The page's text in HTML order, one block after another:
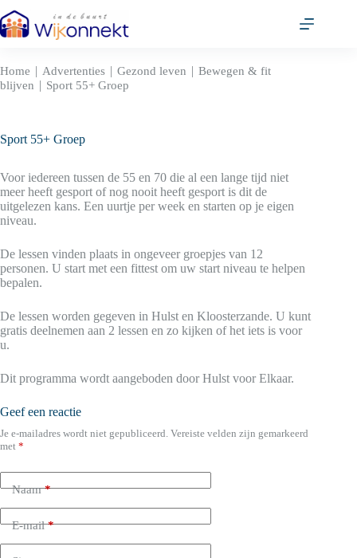
naar
de
Home | Advertenties | Gezond leven | Bewegen & fit
blijven | Sport 55+ Groep
Sport 55+ Groep
Voor iedereen tussen de 55 en 70 die al een lange tijd niet
meer heeft gesport of nog nooit heeft gesport is dit de
uitgelezen kans. Een uurtje per week en starten op je eigen
niveau.
De lessen vinden plaats in ongeveer groepjes van 12
personen. U start met een fittest om uw start niveau te helpen
bepalen.
De lessen worden gegeven in Hulst en Kloosterzande. U kunt
gratis deelnemen aan 2 lessen en zo kijken of het iets is voor
u.
Dit programma wordt aangeboden door Hulst voor Elkaar.
Geef een reactie
Je e-mailadres wordt niet gepubliceerd. Vereiste velden zijn gemarkeerd
met *
Naam*
E-mail*